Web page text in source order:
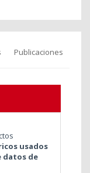
Publicaciones
usados
datos de